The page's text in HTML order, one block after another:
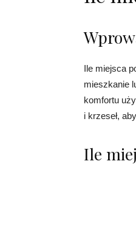
Ile miejsca
mieszkanie
komfortu
i krzeseł,
Ile